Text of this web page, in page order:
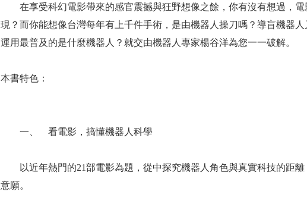
在享受科幻電影帶來的感官震撼與狂野想像之餘，你有沒有想過，電
現？而你能想像台灣每年有上千件手術，是由機器人操刀嗎？導盲機器
運用最普及的是什麼機器人？就交由機器人專家楊谷洋為您一一破解。
本書特色：
一、 看電影，搞懂機器人科學
以近年熱門的21部電影為題，從中探究機器人角色與真實科技的距離
意願。